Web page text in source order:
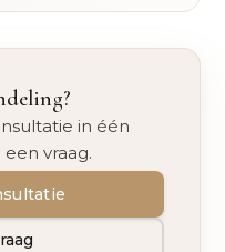
in één
vraag.